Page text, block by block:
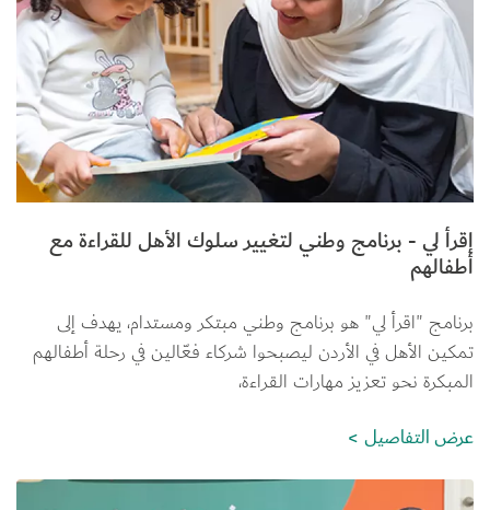
إقرأ لي - برنامج وطني لتغيير سلوك الأهل للقراءة مع
أطفالهم
برنامج "اقرأ لي" هو برنامج وطني مبتكر ومستدام، يهدف إلى
تمكين الأهل في الأردن ليصبحوا شركاء فعّالين في رحلة أطفالهم
المبكرة نحو تعزيز مهارات القراءة،
عرض التفاصيل
الصورة